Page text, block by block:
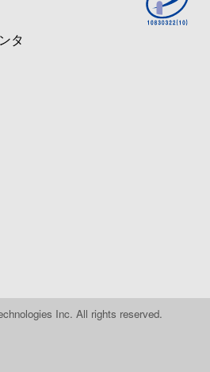
タ
Inc. All rights reserved.